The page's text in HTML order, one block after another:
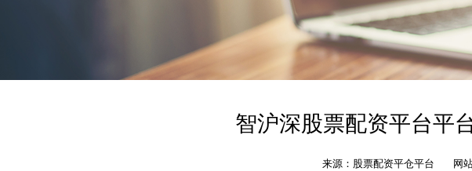
智沪深股票配资平台平
来源：股票配资平仓平台 网